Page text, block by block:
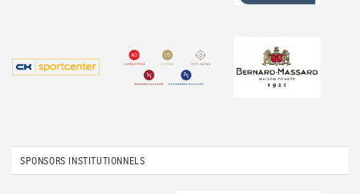
SPONSORS INSTITUTIONNELS